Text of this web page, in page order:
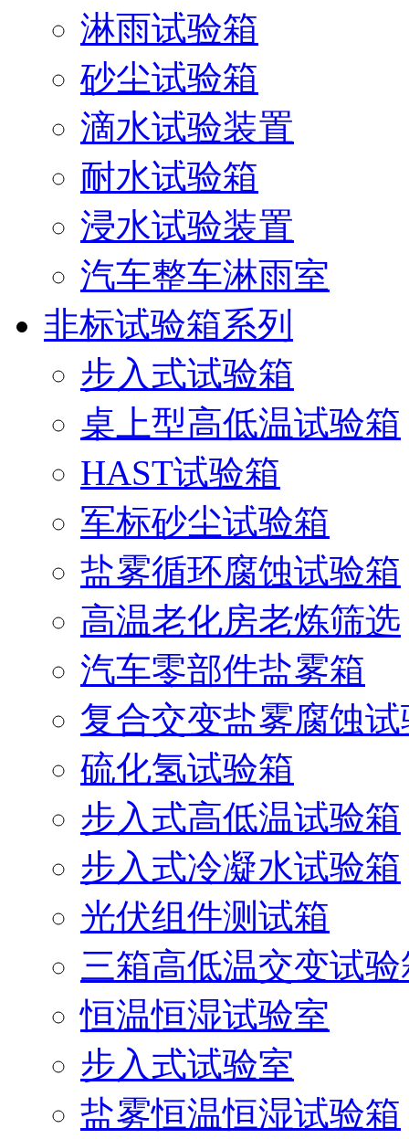
淋雨试验箱
砂尘试验箱
滴水试验装置
耐水试验箱
浸水试验装置
汽车整车淋雨室
非标试验箱系列
步入式试验箱
桌上型高低温试验箱
HAST试验箱
军标砂尘试验箱
盐雾循环腐蚀试验箱
高温老化房老炼筛选
汽车零部件盐雾箱
复合交变盐雾腐蚀
硫化氢试验箱
步入式高低温试验箱
步入式冷凝水试验箱
光伏组件测试箱
三箱高低温交变试验
恒温恒湿试验室
步入式试验室
盐雾恒温恒湿试验箱